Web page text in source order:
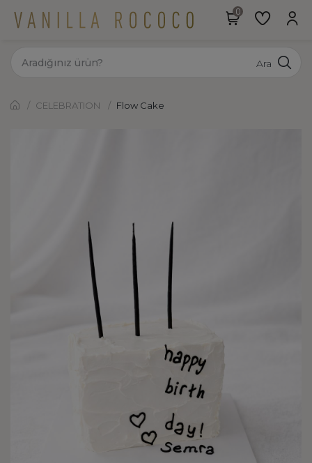
Ara
CELEBRATION Flow Cake